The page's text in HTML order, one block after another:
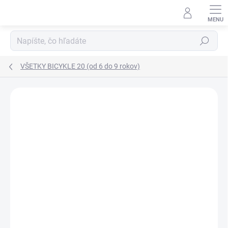
Hľadať
VŠETKY BICYKLE 20 (od 6 do 9 rokov)